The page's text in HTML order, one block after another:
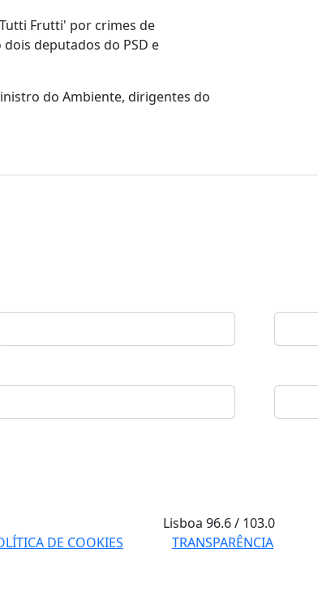
Frutti' por crimes de
deputados do PSD e
do Ambiente, dirigentes do
Lisboa96.6 / 103.0
DE COOKIES TRANSPARÊNCIA